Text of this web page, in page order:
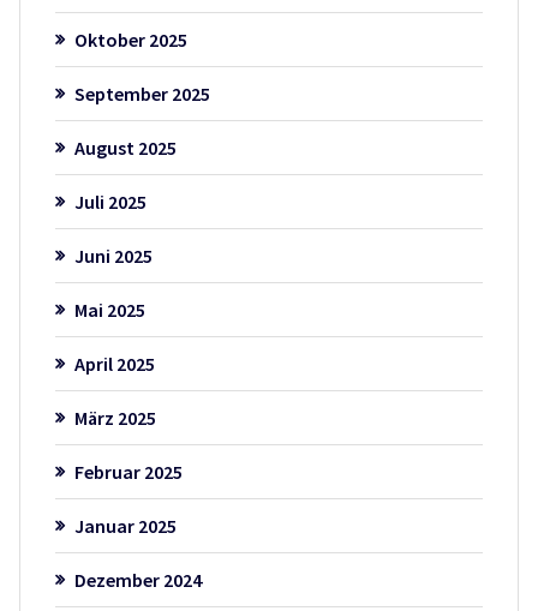
Oktober 2025
September 2025
August 2025
Juli 2025
Juni 2025
Mai 2025
April 2025
März 2025
Februar 2025
Januar 2025
Dezember 2024